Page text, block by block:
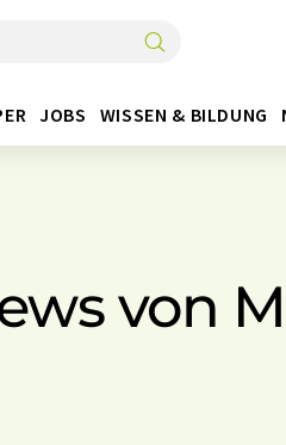
JOBS WISSEN & BILDUNG
von